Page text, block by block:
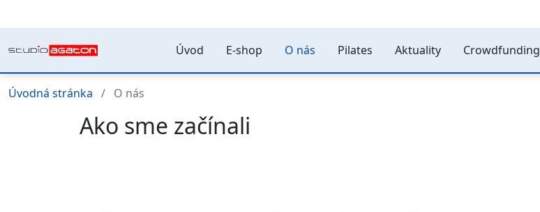
Úvod E-shop O nás Pilates Aktuality Crowdfunding
Úvodná stránka O nás
Ako sme začínali